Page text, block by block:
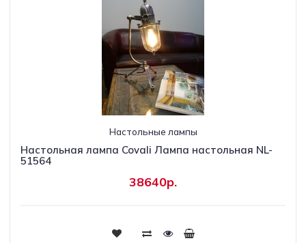
Настольные лампы
Настольная лампа Covali Лампа настольная NL-
51564
38640р.